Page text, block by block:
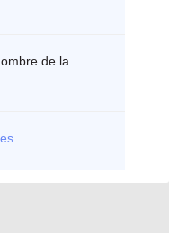
de la